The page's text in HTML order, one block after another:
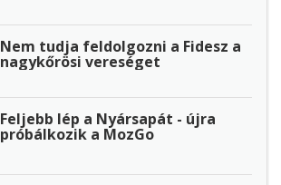
Nem tudja feldolgozni a Fidesz a
nagykőrösi vereséget
Feljebb lép a Nyársapát - újra
próbálkozik a MozGo